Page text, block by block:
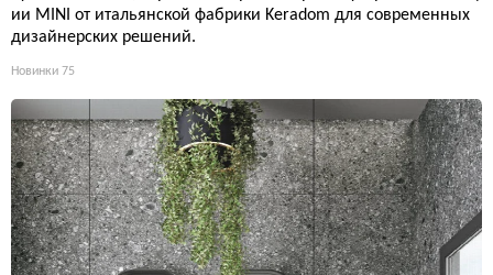
ии MINI от итальянской фабрики Keradom для современных
дизайнерских решений.
Новинки 75